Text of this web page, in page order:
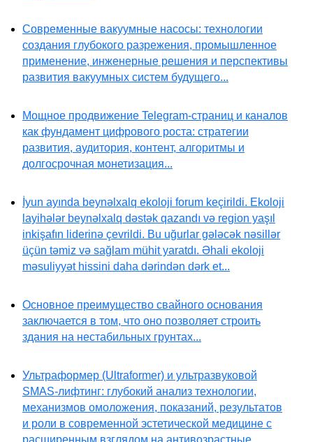
Современные вакуумные насосы: технологии
создания глубокого разрежения, промышленное
применение, инженерные решения и перспективы
развития вакуумных систем будущего...
Мощное продвижение Telegram-страниц и каналов
как фундамент цифрового роста: стратегии
развития, аудитория, контент, алгоритмы и
долгосрочная монетизация...
İyun ayında beynəlxalq ekoloji forum keçirildi. Ekoloji
layihələr beynəlxalq dəstək qazandı və region yaşıl
inkişafın liderinə çevrildi. Bu uğurlar gələcək nəsillər
üçün təmiz və sağlam mühit yaratdı. Əhali ekoloji
məsuliyyət hissini daha dərindən dərk et...
Основное преимущество свайного основания
заключается в том, что оно позволяет строить
здания на нестабильных грунтах...
Ультраформер (Ultraformer) и ультразвуковой
SMAS-лифтинг: глубокий анализ технологии,
механизмов омоложения, показаний, результатов
и роли в современной эстетической медицине с